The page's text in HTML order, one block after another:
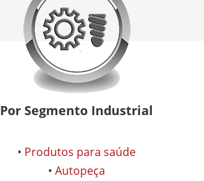
Por Segmento Industrial
• Produtos para saúde
• Autopeça